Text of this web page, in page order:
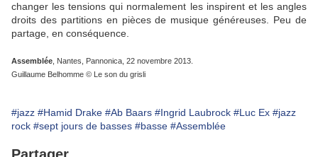
changer les tensions qui normalement les inspirent et les angles
droits des partitions en pièces de musique généreuses. Peu de
partage, en conséquence.
Assemblée , Nantes, Pannonica, 22 novembre 2013.
Guillaume Belhomme © Le son du grisli
#jazz #Hamid Drake #Ab Baars #Ingrid Laubrock #Luc Ex #jazz
rock #sept jours de basses #basse #Assemblée